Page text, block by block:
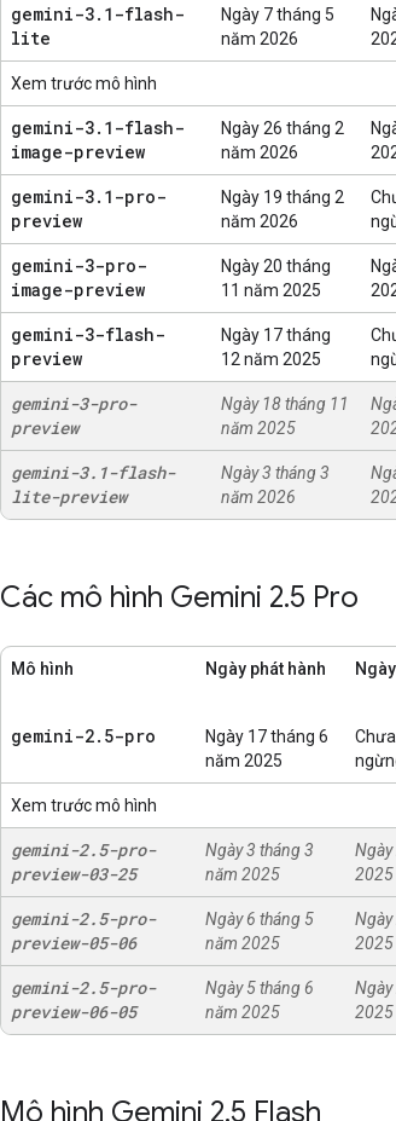
gemini-3. 1-flash-
lite
Ngày 7 tháng 5
năm 2026
Xem trước mô hình
gemini-3. 1-flash-
image-preview
Ngày 26 tháng 2
năm 2026
gemini-3. 1-pro-
preview
Ngày 19 tháng 2
năm 2026
gemini-3-pro-
image-preview
Ngày 20 tháng
11 năm 2025
gemini-3-flash-
preview
Ngày 17 tháng
12 năm 2025
gemini-3-pro-
preview
Ngày 18 tháng 11
năm 2025
gemini-3. 1-flash-
lite-preview
Ngày 3 tháng 3
năm 2026
Các mô hình Gemini 2.5 Pro
Mô hình Ngày phát hành
gemini-2. 5-pro
Ngày 17 tháng 6
năm 2025
Xem trước mô hình
gemini-2.5-pro-
preview-03-25
Ngày 3 tháng 3
năm 2025
Ngày
2025
gemini-2.5-pro-
preview-05-06
Ngày 6 tháng 5
năm 2025
Ngày
2025
gemini-2.5-pro-
preview-06-05
Ngày 5 tháng 6
năm 2025
Ngày
2025
Mô hình Gemini 2.5 Flash